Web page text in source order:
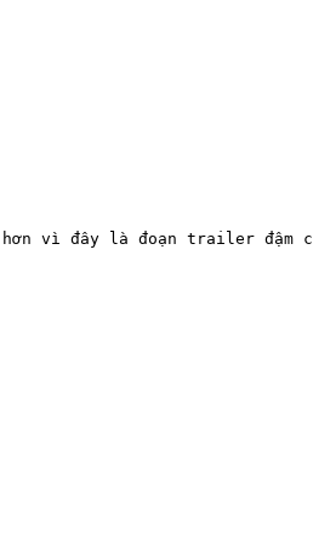
vì đây là đoạn trailer đậm